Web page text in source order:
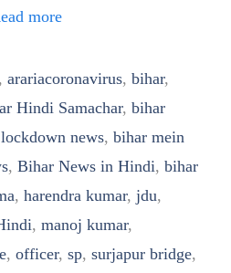
more
arariacoronavirus, bihar,
Hindi Samachar, bihar
news, bihar mein
, Bihar News in Hindi, bihar
, harendra kumar, jdu,
, manoj kumar,
, officer, sp, surjapur bridge,